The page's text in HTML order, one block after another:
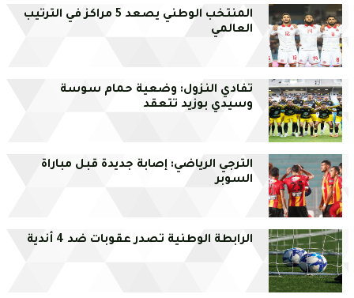
المنتخب الوطني يصعد 5 مراكز في الترتيب
العالمي
تفادي النزول: وضعية حمام سوسة
وسيدي بوزيد تتعقد
الترجي الرياضي: إصابة جديدة قبل مباراة
السوبر
الرابطة الوطنية تصدر عقوبات ضد 4 أندية